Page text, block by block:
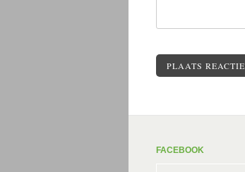
PLAATS REACTIE
FACEBOOK